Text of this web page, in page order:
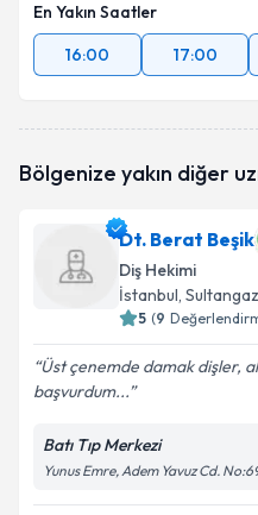
En Yakın Saatler
16:00
17:00
Bölgenize yakın diğer
Dt. Berat Beşik
Diş Hekimi
İstanbul,
5 (9
Üst çenemde damak dişler,
başvurdum...
Batı Tıp Merkezi
Yunus Emre, Adem Yavuz Cd.